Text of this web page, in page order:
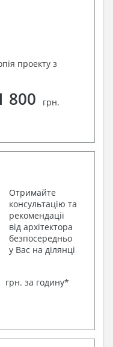
проекту з
800 грн.
Отримайте
консультацію та
рекомендації
від архітектора
безпосередньо
у Вас на ділянці
грн. за годину*